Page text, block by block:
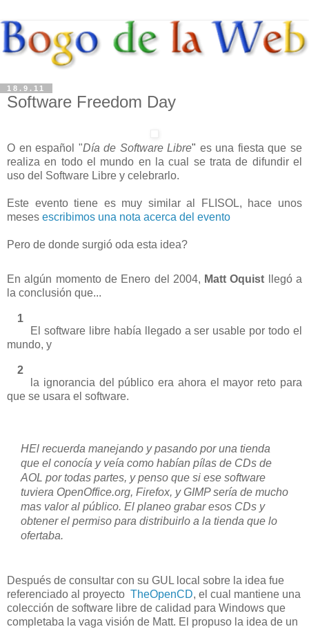
18.9.11
Software Freedom Day
O en español "Día de Software Libre" es una fiesta que se
realiza en todo el mundo en la cual se trata de difundir el
uso del Software Libre y celebrarlo.
Este evento tiene es muy similar al FLISOL, hace unos
meses escribimos una nota acerca del evento
Pero de donde surgió oda esta idea?
En algún momento de Enero del 2004, Matt Oquist llegó a
la conclusión que...
1
El software libre había llegado a ser usable por todo el
mundo, y
2
la ignorancia del público era ahora el mayor reto para
que se usara el software.
HEl recuerda manejando y pasando por una tienda
que el conocía y veía como habían pílas de CDs de
AOL por todas partes, y penso que si ese software
tuviera OpenOffice.org, Firefox, y GIMP sería de mucho
mas valor al público. El planeo grabar esos CDs y
obtener el permiso para distribuirlo a la tienda que lo
ofertaba.
Después de consultar con su GUL local sobre la idea fue
referenciado al proyecto TheOpenCD, el cual mantiene una
colección de software libre de calidad para Windows que
completaba la vaga visión de Matt. El propuso la idea de un